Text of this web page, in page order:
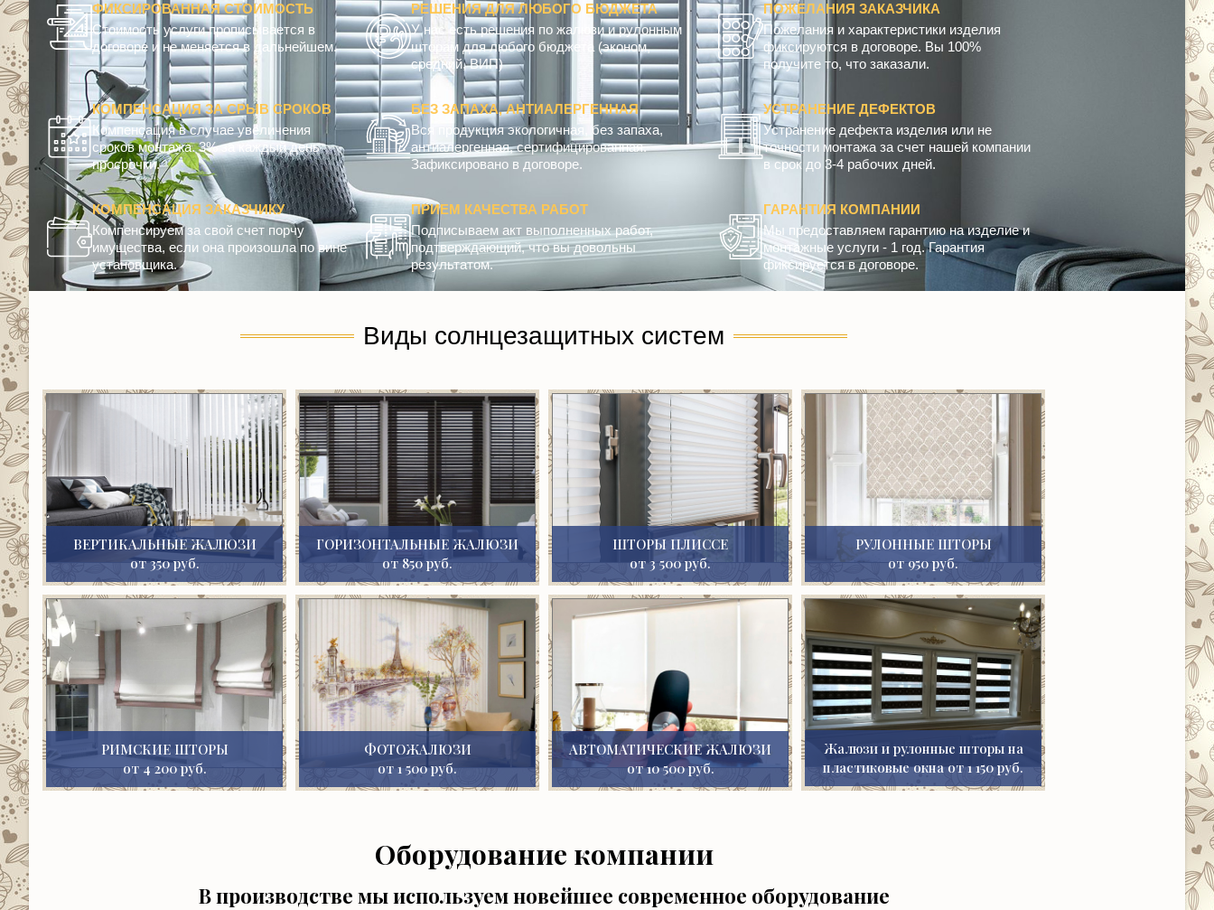
ФИКСИРОВАННАЯ СТОИМОСТЬ
Стоимость услуги прописывается в
договоре и не меняется в дальнейшем.
РЕШЕНИЯ ДЛЯ ЛЮБОГО БЮДЖЕТА
У нас есть решения по жалюзи и рулонным
шторам для любого бюджета (эконом,
средний, ВИП)
ПОЖЕЛАНИЯ ЗАКАЗЧИКА
Пожелания и характеристики изделия
фиксируются в договоре. Вы 100%
получите то, что заказали.
КОМПЕНСАЦИЯ ЗА СРЫВ СРОКОВ
Компенсация в случае увеличения
сроков монтажа. 3% за каждый день
просрочки.
БЕЗ ЗАПАХА, АНТИАЛЕРГЕННАЯ
Вся продукция экологичная, без запаха,
антиалергенная, сертифицированная.
Зафиксировано в договоре.
УСТРАНЕНИЕ ДЕФЕКТОВ
Устранение дефекта изделия или не
точности монтажа за счет нашей компании
в срок до 3-4 рабочих дней.
КОМПЕНСАЦИЯ ЗАКАЗЧИКУ
Компенсируем за свой счет порчу
имущества, если она произошла по вине
установщика.
ПРИЕМ КАЧЕСТВА РАБОТ
Подписываем акт выполненных работ,
подтверждающий, что вы довольны
результатом.
ГАРАНТИЯ КОМПАНИИ
Мы предоставляем гарантию на изделие и
монтажные услуги - 1 год. Гарантия
фиксируется в договоре.
Виды солнцезащитных систем
ВЕРТИКАЛЬНЫЕ ЖАЛЮЗИ
от 350 руб.
ГОРИЗОНТАЛЬНЫЕ ЖАЛЮЗИ
от 850 руб.
ШТОРЫ ПЛИССЕ
от 3 500 руб.
РУЛОННЫЕ ШТОРЫ
от 950 руб.
РИМСКИЕ ШТОРЫ
от 4 200 руб.
ФОТОЖАЛЮЗИ
от 1 500 руб.
АВТОМАТИЧЕСКИЕ ЖАЛЮЗИ
от 10 500 руб.
Жалюзи и рулонные шторы на
пластиковые окна от 1 150 руб.
Оборудование компании
В производстве мы используем новейшее современное оборудование